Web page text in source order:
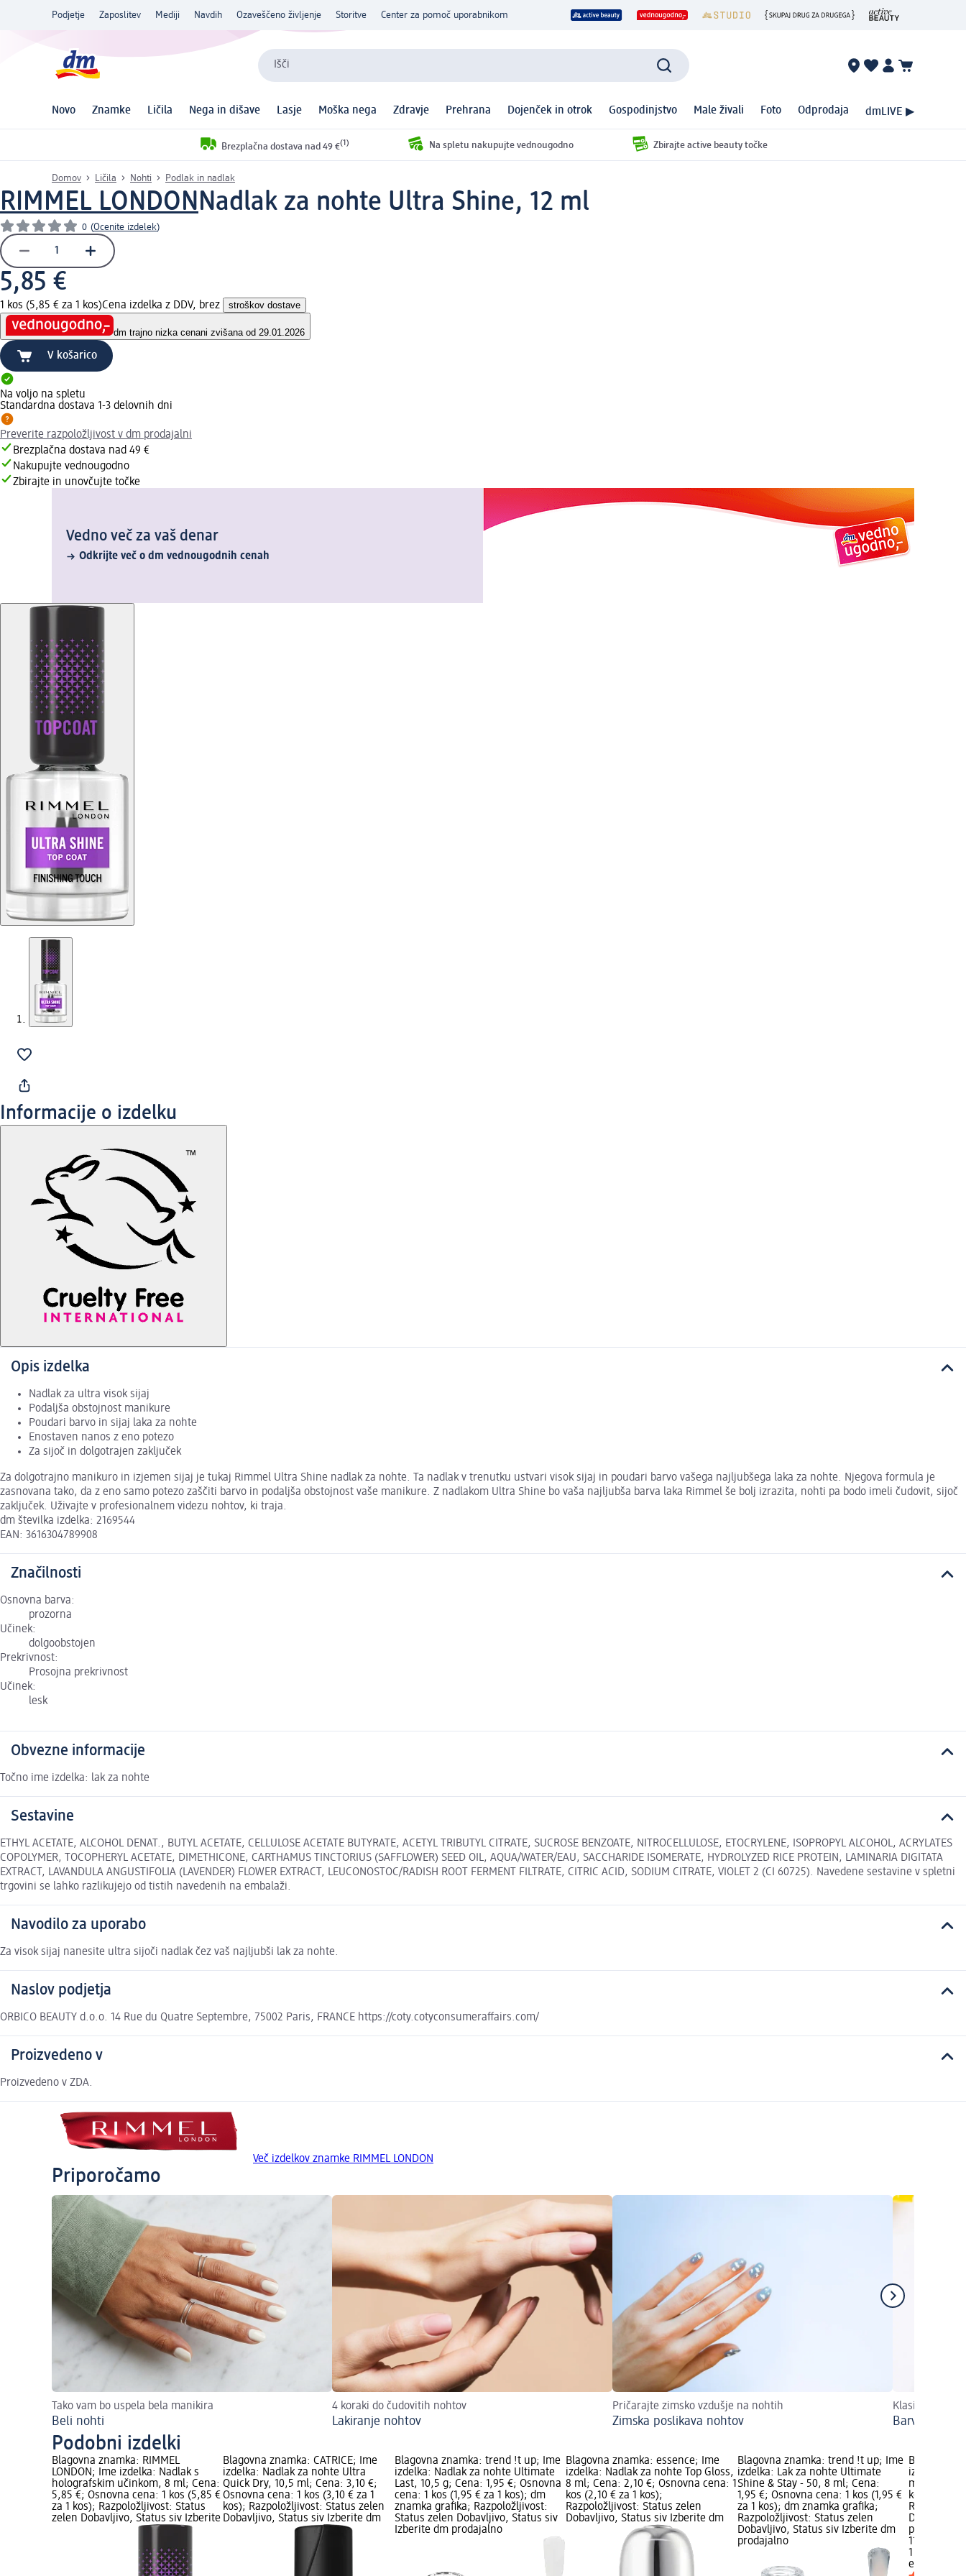
Podjetje Zaposlitev Mediji Navdih Ozaveščeno življenje Storitve Center za pomoč uporabnikom
Išči
Novo Znamke Ličila Nega in dišave Lasje Moška nega Zdravje Prehrana Dojenček in otrok Gospodinjstvo Male živali Foto Odprodaja dmLIVE ▶
Brezplačna dostava nad 49 €(1) Na spletu nakupujte vednougodno Zbirajte active beauty točke
Domov Ličila Nohti Podlak in nadlak
RIMMEL LONDONNadlak za nohte Ultra Shine, 12 ml
0 (Ocenite izdelek)
5,85 €
1 kos (5,85 € za 1 kos)Cena izdelka z DDV, brez stroškov dostave
dm trajno nizka cenani zvišana od 29.01.2026
V košarico
Na voljo na spletu
Standardna dostava 1-3 delovnih dni
Preverite razpoložljivost v dm prodajalni
Brezplačna dostava nad 49 €
Nakupujte vednougodno
Zbirajte in unovčujte točke
Vedno več za vaš denar
Odkrijte več o dm vednougodnih cenah
Informacije o izdelku
Opis izdelka
Nadlak za ultra visok sijaj
Podaljša obstojnost manikure
Poudari barvo in sijaj laka za nohte
Enostaven nanos z eno potezo
Za sijoč in dolgotrajen zaključek
Za dolgotrajno manikuro in izjemen sijaj je tukaj Rimmel Ultra Shine nadlak za nohte. Ta nadlak v trenutku ustvari visok sijaj in poudari barvo vašega najljubšega laka za nohte. Njegova formula je
zasnovana tako, da z eno samo potezo zaščiti barvo in podaljša obstojnost vaše manikure. Z nadlakom Ultra Shine bo vaša najljubša barva laka Rimmel še bolj izrazita, nohti pa bodo imeli čudovit, sijoč
zaključek. Uživajte v profesionalnem videzu nohtov, ki traja.
dm številka izdelka: 2169544
EAN: 3616304789908
Značilnosti
Osnovna barva:
prozorna
Učinek:
dolgoobstojen
Prekrivnost:
Prosojna prekrivnost
Učinek:
lesk
Obvezne informacije
Točno ime izdelka: lak za nohte
Sestavine
ETHYL ACETATE, ALCOHOL DENAT., BUTYL ACETATE, CELLULOSE ACETATE BUTYRATE, ACETYL TRIBUTYL CITRATE, SUCROSE BENZOATE, NITROCELLULOSE, ETOCRYLENE, ISOPROPYL ALCOHOL, ACRYLATES
COPOLYMER, TOCOPHERYL ACETATE, DIMETHICONE, CARTHAMUS TINCTORIUS (SAFFLOWER) SEED OIL, AQUA/WATER/EAU, SACCHARIDE ISOMERATE, HYDROLYZED RICE PROTEIN, LAMINARIA DIGITATA
EXTRACT, LAVANDULA ANGUSTIFOLIA (LAVENDER) FLOWER EXTRACT, LEUCONOSTOC/RADISH ROOT FERMENT FILTRATE, CITRIC ACID, SODIUM CITRATE, VIOLET 2 (CI 60725). Navedene sestavine v spletni
trgovini se lahko razlikujejo od tistih navedenih na embalaži.
Navodilo za uporabo
Za visok sijaj nanesite ultra sijoči nadlak čez vaš najljubši lak za nohte.
Naslov podjetja
ORBICO BEAUTY d.o.o. 14 Rue du Quatre Septembre, 75002 Paris, FRANCE https://coty.cotyconsumeraffairs.com/
Proizvedeno v
Proizvedeno v ZDA.
Več izdelkov znamke RIMMEL LONDON
Priporočamo
Tako vam bo uspela bela manikira
Beli nohti
4 koraki do čudovitih nohtov
Lakiranje nohtov
Pričarajte zimsko vzdušje na nohtih
Zimska poslikava nohtov
Klasika v novi
Barvna
Podobni izdelki
Blagovna znamka: RIMMEL
LONDON; Ime izdelka: Nadlak s
holografskim učinkom, 8 ml; Cena:
5,85 €; Osnovna cena: 1 kos (5,85 €
za 1 kos); Razpoložljivost: Status
zelen Dobavljivo, Status siv Izberite
Blagovna znamka: CATRICE; Ime
izdelka: Nadlak za nohte Ultra
Quick Dry, 10,5 ml; Cena: 3,10 €;
Osnovna cena: 1 kos (3,10 € za 1
kos); Razpoložljivost: Status zelen
Dobavljivo, Status siv Izberite dm
Blagovna znamka: trend !t up; Ime
izdelka: Nadlak za nohte Ultimate
Last, 10,5 g; Cena: 1,95 €; Osnovna
cena: 1 kos (1,95 € za 1 kos); dm
znamka grafika; Razpoložljivost:
Status zelen Dobavljivo, Status siv
Izberite dm prodajalno
Blagovna znamka: essence; Ime
izdelka: Nadlak za nohte Top Gloss,
8 ml; Cena: 2,10 €; Osnovna cena: 1
kos (2,10 € za 1 kos);
Razpoložljivost: Status zelen
Dobavljivo, Status siv Izberite dm
Blagovna znamka: trend !t up; Ime
izdelka: Lak za nohte Ultimate
Shine & Stay - 50, 8 ml; Cena:
1,95 €; Osnovna cena: 1 kos (1,95 €
za 1 kos); dm znamka grafika;
Razpoložljivost: Status zelen
Dobavljivo, Status siv Izberite dm
prodajalno
Blagovna
izdelka:
ml; Cena:
kos (11,45
Dobavljivo,
prodajalno
11,45 €
1 kos (11,45
essie